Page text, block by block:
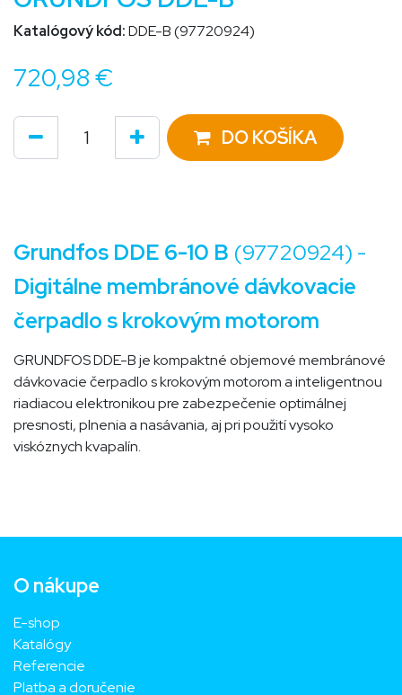
Katalógový kód:DDE-B (97720924)
720,98 €
DO KOŠÍKA
Grundfos DDE 6-10 B (97720924) -
Digitálne membránové dávkovacie
čerpadlo s krokovým motorom
GRUNDFOS DDE-B je kompaktné objemové membránové
dávkovacie čerpadlo s krokovým motorom a inteligentnou
riadiacou elektronikou pre zabezpečenie optimálnej
presnosti, plnenia a nasávania, aj pri použití vysoko
viskóznych kvapalín.
O nákupe
E-shop
Katalógy
Referencie
Platba a doručenie